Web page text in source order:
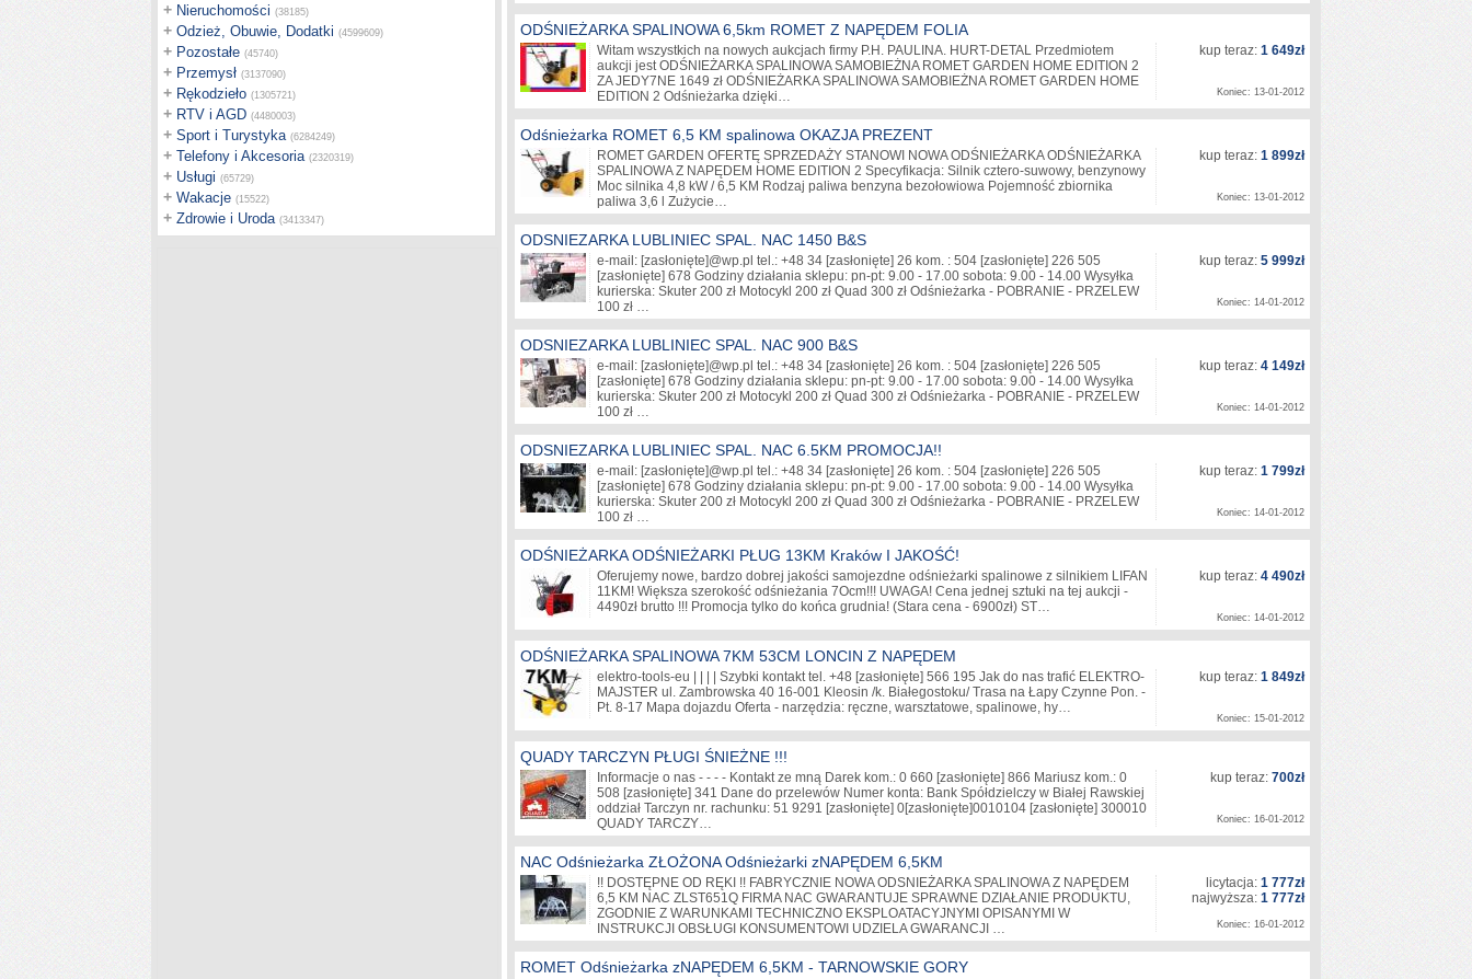
+ Nieruchomości (38185)
+ Odzież, Obuwie, Dodatki (4599609)
+ Pozostałe (45740)
+ Przemysł (3137090)
+ Rękodzieło (1305721)
+ RTV i AGD (4480003)
+ Sport i Turystyka (6284249)
+ Telefony i Akcesoria (2320319)
+ Usługi (65729)
+ Wakacje (15522)
+ Zdrowie i Uroda (3413347)
ODŚNIEŻARKA SPALINOWA 6,5km ROMET Z NAPĘDEM FOLIA
Witam wszystkich na nowych aukcjach firmy P.H. PAULINA. HURT-DETAL Przedmiotem
aukcji jest ODŚNIEŻARKA SPALINOWA SAMOBIEŻNA ROMET GARDEN HOME EDITION 2
ZA JEDY7NE 1649 zł ODŚNIEŻARKA SPALINOWA SAMOBIEŻNA ROMET GARDEN HOME
EDITION 2 Odśnieżarka dzięki…
kup teraz: 1 649zł
Koniec: 13-01-2012
Odśnieżarka ROMET 6,5 KM spalinowa OKAZJA PREZENT
ROMET GARDEN OFERTĘ SPRZEDAŻY STANOWI NOWA ODŚNIEŻARKA ODŚNIEŻARKA
SPALINOWA Z NAPĘDEM HOME EDITION 2 Specyfikacja: Silnik cztero-suwowy, benzynowy
Moc silnika 4,8 kW / 6,5 KM Rodzaj paliwa benzyna bezołowiowa Pojemność zbiornika
paliwa 3,6 l Zużycie…
kup teraz: 1 899zł
Koniec: 13-01-2012
ODSNIEZARKA LUBLINIEC SPAL. NAC 1450 B&S
e-mail: [zasłonięte]@wp.pl tel.: +48 34 [zasłonięte] 26 kom. : 504 [zasłonięte] 226 505
[zasłonięte] 678 Godziny działania sklepu: pn-pt: 9.00 - 17.00 sobota: 9.00 - 14.00 Wysyłka
kurierska: Skuter 200 zł Motocykl 200 zł Quad 300 zł Odśnieżarka - POBRANIE - PRZELEW
100 zł …
kup teraz: 5 999zł
Koniec: 14-01-2012
ODSNIEZARKA LUBLINIEC SPAL. NAC 900 B&S
e-mail: [zasłonięte]@wp.pl tel.: +48 34 [zasłonięte] 26 kom. : 504 [zasłonięte] 226 505
[zasłonięte] 678 Godziny działania sklepu: pn-pt: 9.00 - 17.00 sobota: 9.00 - 14.00 Wysyłka
kurierska: Skuter 200 zł Motocykl 200 zł Quad 300 zł Odśnieżarka - POBRANIE - PRZELEW
100 zł …
kup teraz: 4 149zł
Koniec: 14-01-2012
ODSNIEZARKA LUBLINIEC SPAL. NAC 6.5KM PROMOCJA!!
e-mail: [zasłonięte]@wp.pl tel.: +48 34 [zasłonięte] 26 kom. : 504 [zasłonięte] 226 505
[zasłonięte] 678 Godziny działania sklepu: pn-pt: 9.00 - 17.00 sobota: 9.00 - 14.00 Wysyłka
kurierska: Skuter 200 zł Motocykl 200 zł Quad 300 zł Odśnieżarka - POBRANIE - PRZELEW
100 zł …
kup teraz: 1 799zł
Koniec: 14-01-2012
ODŚNIEŻARKA ODŚNIEŻARKI PŁUG 13KM Kraków I JAKOŚĆ!
Oferujemy nowe, bardzo dobrej jakości samojezdne odśnieżarki spalinowe z silnikiem LIFAN
11KM! Większa szerokość odśnieżania 7Ocm!!! UWAGA! Cena jednej sztuki na tej aukcji -
4490zł brutto !!! Promocja tylko do końca grudnia! (Stara cena - 6900zł) ST…
kup teraz: 4 490zł
Koniec: 14-01-2012
ODŚNIEŻARKA SPALINOWA 7KM 53CM LONCIN Z NAPĘDEM
elektro-tools-eu | | | | Szybki kontakt tel. +48 [zasłonięte] 566 195 Jak do nas trafić ELEKTRO-
MAJSTER ul. Zambrowska 40 16-001 Kleosin /k. Białegostoku/ Trasa na Łapy Czynne Pon. -
Pt. 8-17 Mapa dojazdu Oferta - narzędzia: ręczne, warsztatowe, spalinowe, hy…
kup teraz: 1 849zł
Koniec: 15-01-2012
QUADY TARCZYN PŁUGI ŚNIEŻNE !!!
Informacje o nas - - - - Kontakt ze mną Darek kom.: 0 660 [zasłonięte] 866 Mariusz kom.: 0
508 [zasłonięte] 341 Dane do przelewów Numer konta: Bank Spółdzielczy w Białej Rawskiej
oddział Tarczyn nr. rachunku: 51 9291 [zasłonięte] 0[zasłonięte]0010104 [zasłonięte] 300010
QUADY TARCZY…
kup teraz: 700zł
Koniec: 16-01-2012
NAC Odśnieżarka ZŁOŻONA Odśnieżarki zNAPĘDEM 6,5KM
!! DOSTĘPNE OD RĘKI !! FABRYCZNIE NOWA ODSNIEŻARKA SPALINOWA Z NAPĘDEM
6,5 KM NAC ZLST651Q FIRMA NAC GWARANTUJE SPRAWNE DZIAŁANIE PRODUKTU,
ZGODNIE Z WARUNKAMI TECHNICZNO EKSPLOATACYJNYMI OPISANYMI W
INSTRUKCJI OBSŁUGI KONSUMENTOWI UDZIELA GWARANCJI …
licytacja: 1 777zł
najwyższa: 1 777zł
Koniec: 16-01-2012
ROMET Odśnieżarka zNAPĘDEM 6,5KM - TARNOWSKIE GORY